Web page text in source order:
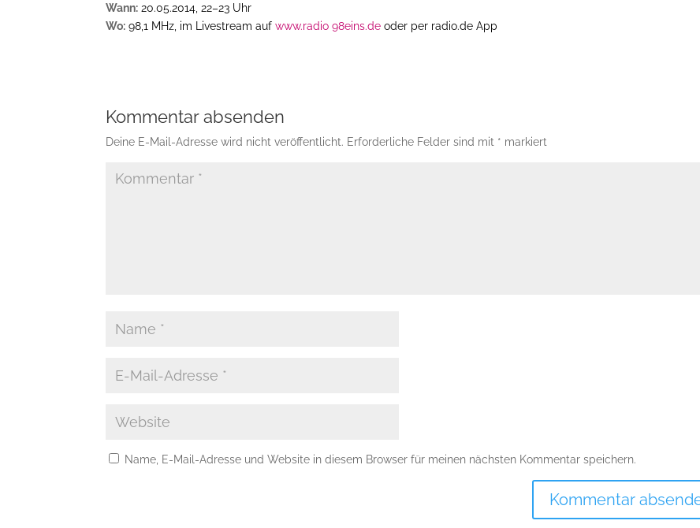
Wann: 20.05.2014, 22–23 Uhr
Wo: 98,1 MHz, im Livestream aufwww.radio 98eins.de oder per radio.de App
Kommentar absenden
Deine E-Mail-Adresse wird nicht veröffentlicht. Erforderliche Felder sind mit * markiert
Name, E-Mail-Adresse und Website in diesem Browser für meinen nächsten Kommentar speichern.